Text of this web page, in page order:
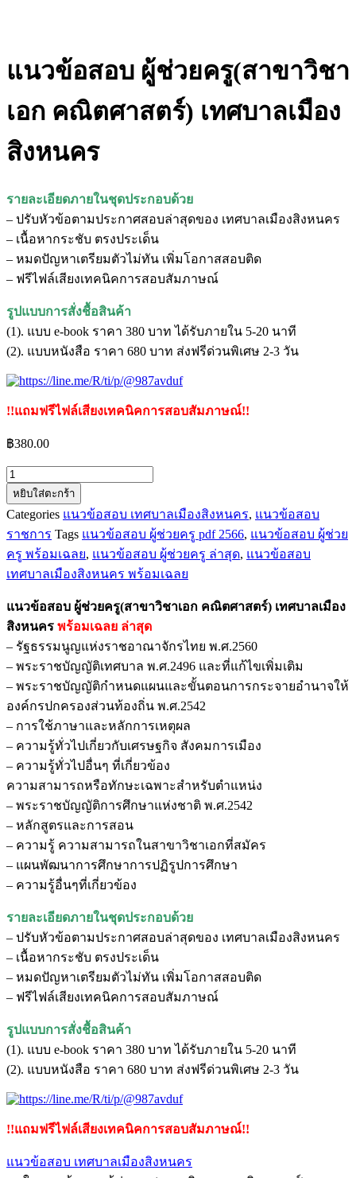
แนวข้อสอบ ผู้ช่วยครู(สาขาวิชา
เอก คณิตศาสตร์) เทศบาลเมือง
สิงหนคร
รายละเอียดภายในชุดประกอบด้วย
– ปรับหัวข้อตามประกาศสอบล่าสุดของ เทศบาลเมืองสิงหนคร
– เนื้อหากระชับ ตรงประเด็น
– หมดปัญหาเตรียมตัวไม่ทัน เพิ่มโอกาสสอบติด
– ฟรีไฟล์เสียงเทคนิคการสอบสัมภาษณ์
รูปแบบการสั่งชื้อสินค้า
(1). แบบ e-book ราคา 380 บาท ได้รับภายใน 5-20 นาที
(2). แบบหนังสือ ราคา 680 บาท ส่งฟรีด่วนพิเศษ 2-3 วัน
!!แถมฟรีไฟล์เสียงเทคนิคการสอบสัมภาษณ์!!
฿380.00
จำนวน
แนว
ข้อสอบ
ผู้
ช่วย
ครู(สาขา
เอก
คณิตศาสตร์)
เทศบาล
เมือง
สิงห
นคร
ชิ้น
หยิบใส่ตะกร้า
Categories แนวข้อสอบ เทศบาลเมืองสิงหนคร, แนวข้อสอบ
ราชการ Tags แนวข้อสอบ ผู้ช่วยครู pdf 2566, แนวข้อสอบ ผู้ช่วย
ครู พร้อมเฉลย, แนวข้อสอบ ผู้ช่วยครู ล่าสุด, แนวข้อสอบ
เทศบาลเมืองสิงหนคร พร้อมเฉลย
แนวข้อสอบ ผู้ช่วยครู(สาขาวิชาเอก คณิตศาสตร์) เทศบาลเมือง
สิงหนคร พร้อมเฉลย ล่าสุด
– รัฐธรรมนูญแห่งราชอาณาจักรไทย พ.ศ.2560
– พระราชบัญญัติเทศบาล พ.ศ.2496 และที่แก้ไขเพิ่มเติม
– พระราชบัญญัติกำหนดแผนและขั้นตอนการกระจายอำนาจให้
องค์กรปกครองส่วนท้องถิ่น พ.ศ.2542
– การใช้ภาษาและหลักการเหตุผล
– ความรู้ทั่วไปเกี่ยวกับเศรษฐกิจ สังคมการเมือง
– ความรู้ทั่วไปอื่นๆ ที่เกี่ยวข้อง
ความสามารถหรือทักษะเฉพาะสำหรับตำแหน่ง
– พระราชบัญญัติการศึกษาแห่งชาติ พ.ศ.2542
– หลักสูตรและการสอน
– ความรู้ ความสามารถในสาขาวิชาเอกที่สมัคร
– แผนพัฒนาการศึกษาการปฏิรูปการศึกษา
– ความรู้อื่นๆที่เกี่ยวข้อง
รายละเอียดภายในชุดประกอบด้วย
– ปรับหัวข้อตามประกาศสอบล่าสุดของ เทศบาลเมืองสิงหนคร
– เนื้อหากระชับ ตรงประเด็น
– หมดปัญหาเตรียมตัวไม่ทัน เพิ่มโอกาสสอบติด
– ฟรีไฟล์เสียงเทคนิคการสอบสัมภาษณ์
รูปแบบการสั่งชื้อสินค้า
(1). แบบ e-book ราคา 380 บาท ได้รับภายใน 5-20 นาที
(2). แบบหนังสือ ราคา 680 บาท ส่งฟรีด่วนพิเศษ 2-3 วัน
!!แถมฟรีไฟล์เสียงเทคนิคการสอบสัมภาษณ์!!
แนวข้อสอบ เทศบาลเมืองสิงหนคร